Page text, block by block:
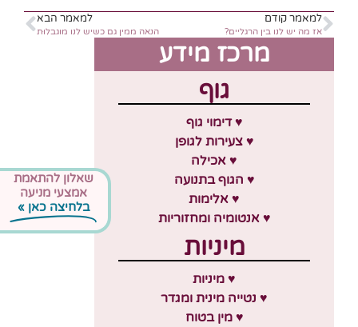
למאמר קודם
אז מה יש לנו בין הרגליים?
למאמר הבא
הנאה ממין גם כשיש לנו מוגבלוּת
מרכז מידע
גוף
♥ דימוי גוף
♥ צעירות לגופן
♥ אכילה
♥ הגוף בתנועה
♥ אלימות
♥ אנטומיה ומחזוריות
מיניות
♥ מיניות
♥ נטייה מינית ומגדר
♥ מין בטוח
שאלון להתאמת
אמצעי מניעה
בלחיצה כאן »